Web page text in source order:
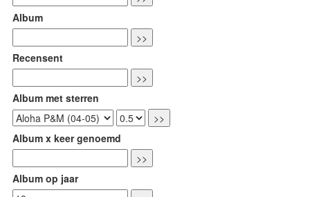
Album
Recensent
Album met sterren
Album x keer genoemd
Album op jaar